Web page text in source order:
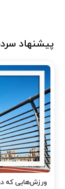
پیشنهاد
ورزش‌هایی که